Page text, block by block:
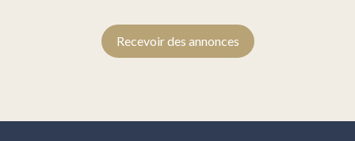
Recevoir des annonces